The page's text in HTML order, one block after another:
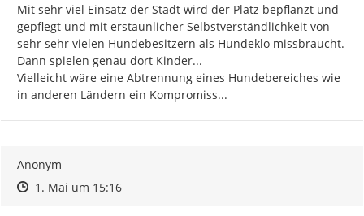
Mit sehr viel Einsatz der Stadt wird der Platz bepflanzt und
gepflegt und mit erstaunlicher Selbstverständlichkeit von
sehr sehr vielen Hundebesitzern als Hundeklo missbraucht.
Dann spielen genau dort Kinder...
Vielleicht wäre eine Abtrennung eines Hundebereiches wie
in anderen Ländern ein Kompromiss...
Anonym
Zeitpunkt des Erstellens
Zeitpunkt des Erstellens
1. Mai um 15:16Zur Äußerung